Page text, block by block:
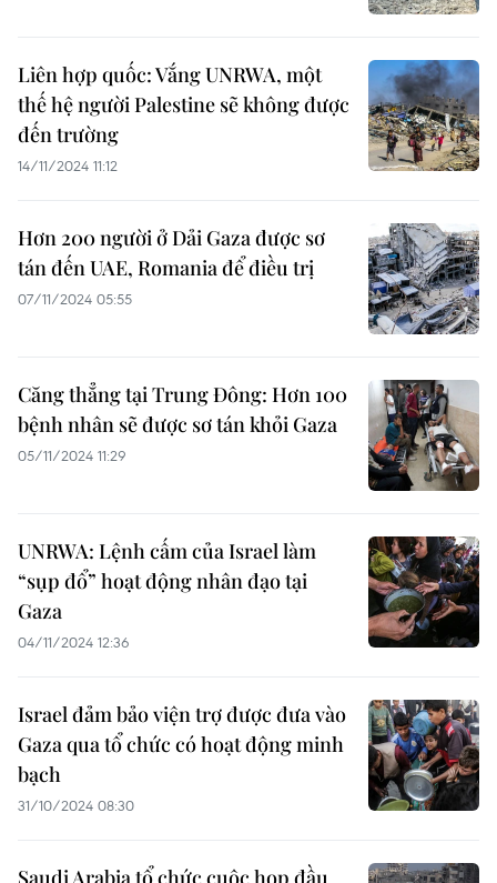
Liên hợp quốc: Vắng UNRWA, một
thế hệ người Palestine sẽ không được
đến trường
14/11/2024 11:12
Hơn 200 người ở Dải Gaza được sơ
tán đến UAE, Romania để điều trị
07/11/2024 05:55
Căng thẳng tại Trung Đông: Hơn 100
bệnh nhân sẽ được sơ tán khỏi Gaza
05/11/2024 11:29
UNRWA: Lệnh cấm của Israel làm
“sụp đổ” hoạt động nhân đạo tại
Gaza
04/11/2024 12:36
Israel đảm bảo viện trợ được đưa vào
Gaza qua tổ chức có hoạt động minh
bạch
31/10/2024 08:30
Saudi Arabia tổ chức cuộc họp đầu